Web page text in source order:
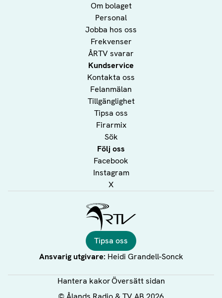
Om bolaget
Personal
Jobba hos oss
Frekvenser
ÅRTV svarar
Kundservice
Kontakta oss
Felanmälan
Tillgänglighet
Tipsa oss
Firarmix
Sök
Följ oss
Facebook
Instagram
X
Tipsa oss
Ansvarig utgivare: Heidi Grandell-Sonck
Hantera kakorÖversätt sidan